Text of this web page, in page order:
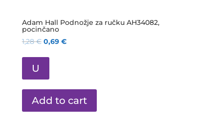
Adam Hall Podnožje za ručku AH34082,
pocinčano
1,28€ 0,69 €
U
Add to cart